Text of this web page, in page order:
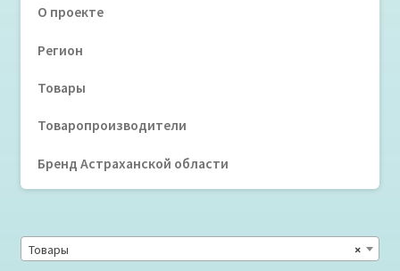
О проекте
Регион
Товары
Товаропроизводители
Бренд Астраханской области
×
Товары